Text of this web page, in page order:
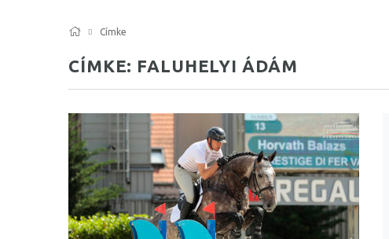
Címke
CÍMKE: FALUHELYI ÁDÁM